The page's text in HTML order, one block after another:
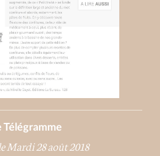
Télégramme
Mardi 28 août 2018